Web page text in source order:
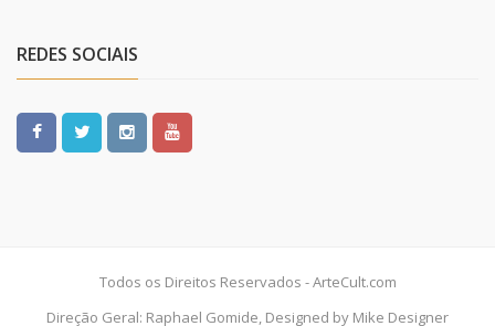
REDES SOCIAIS
Todos os Direitos Reservados - ArteCult.com
Direção Geral: Raphael Gomide, Designed by Mike Designer